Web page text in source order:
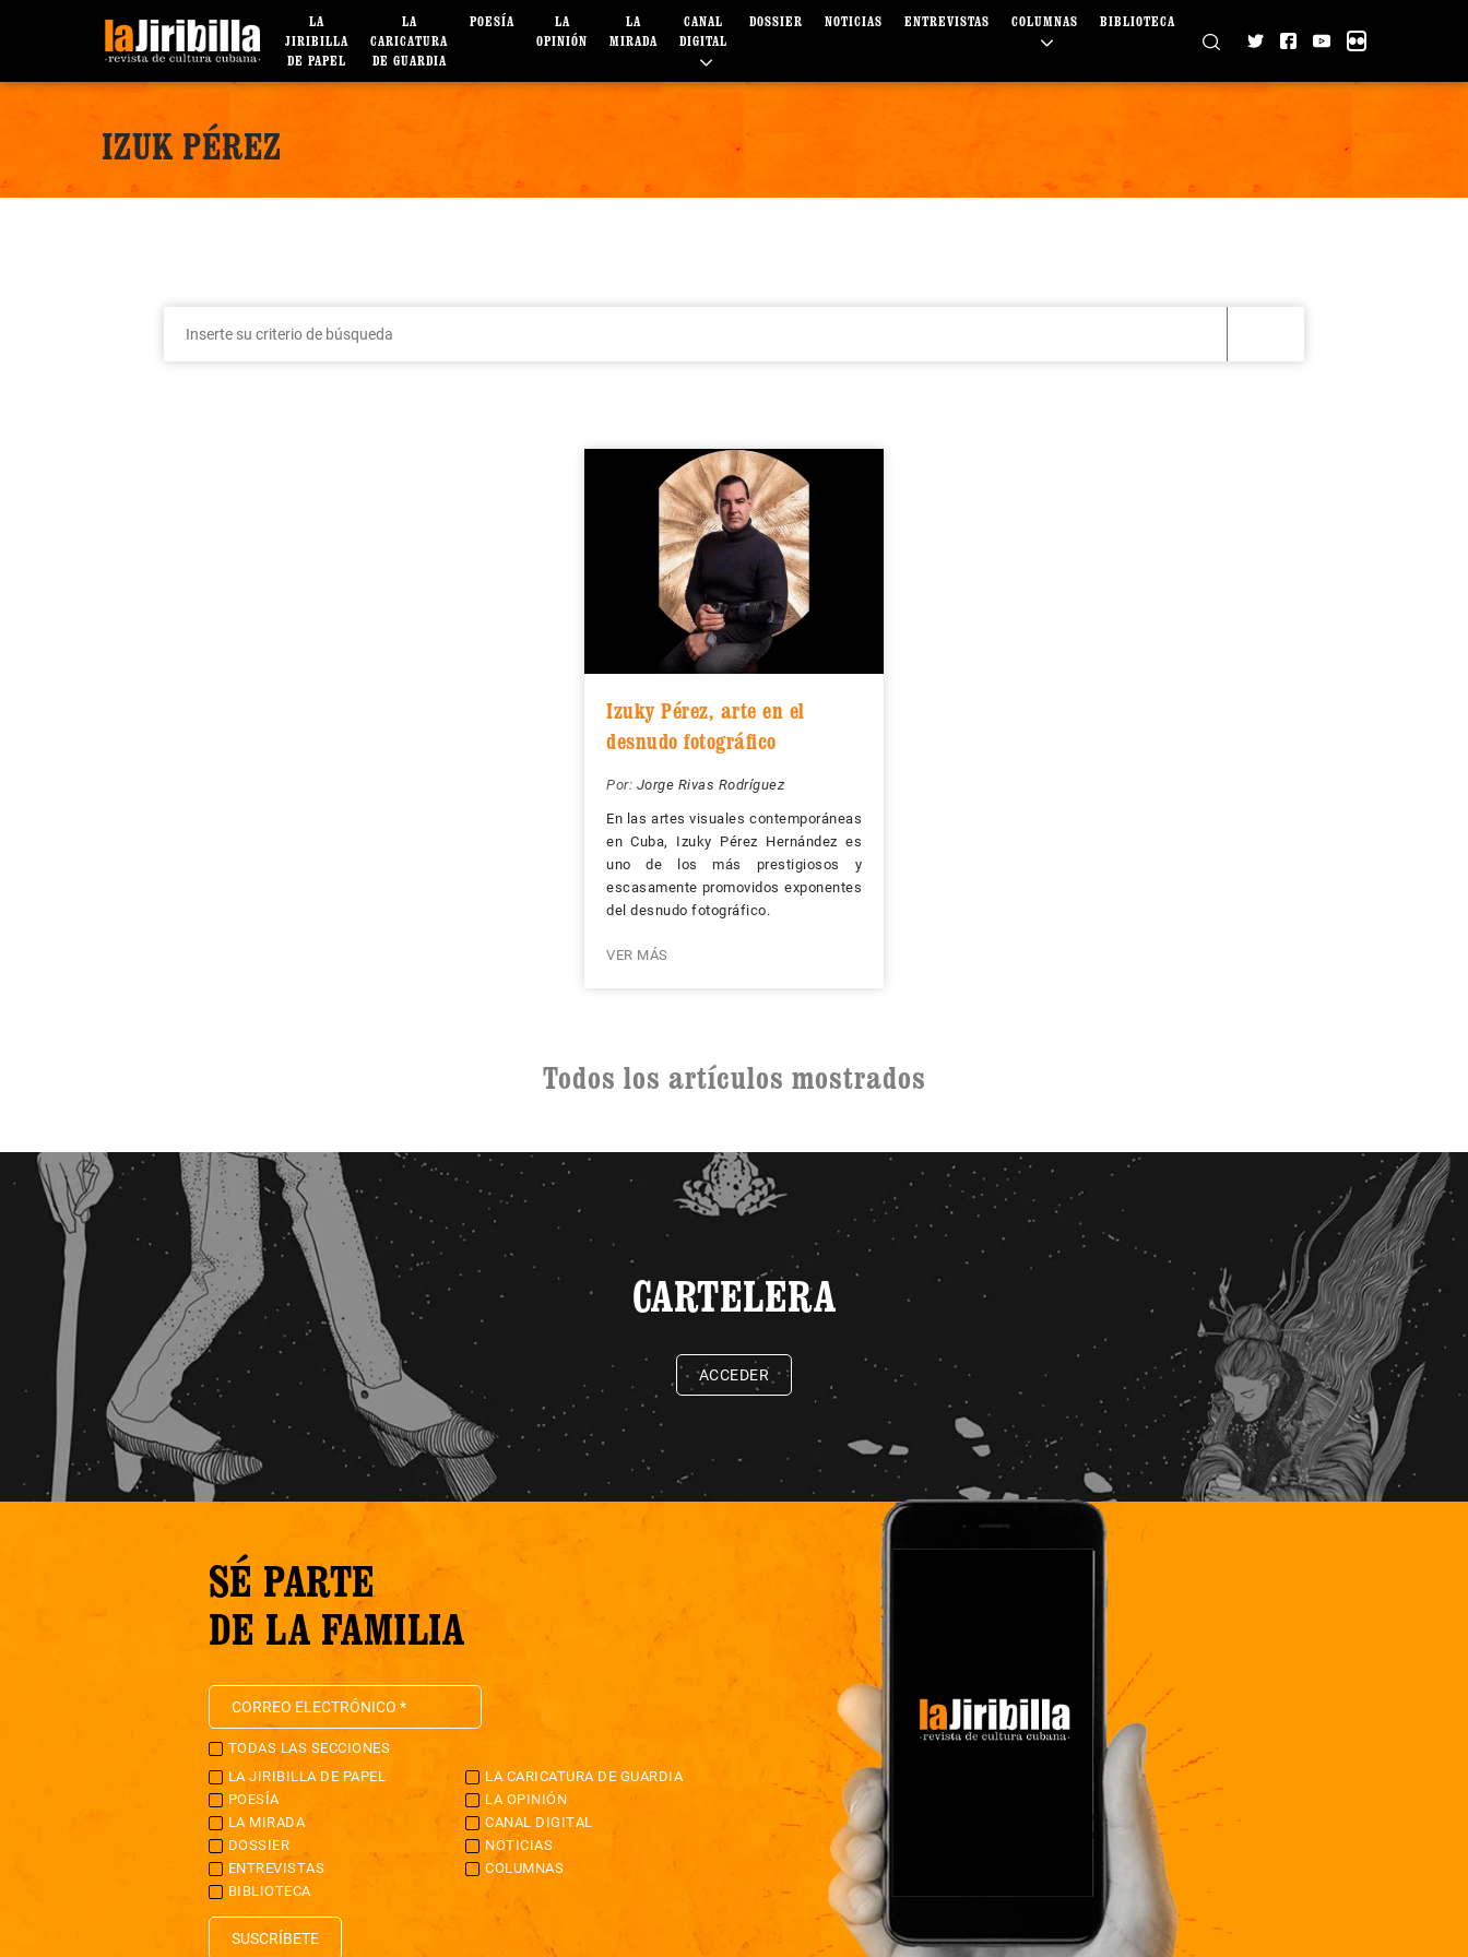
LA
JIRIBILLA
DE PAPEL
LA
CARICATURA
DE GUARDIA
POESÍA
LA
OPINIÓN
LA
MIRADA
CANAL
DIGITAL
DOSSIER NOTICIAS ENTREVISTAS COLUMNAS BIBLIOTECA
IZUK PÉREZ
Izuky Pérez, arte en el
desnudo fotográfico
Por: Jorge Rivas Rodríguez
En las artes visuales contemporáneas
en Cuba, Izuky Pérez Hernández es
uno de los más prestigiosos y
escasamente promovidos exponentes
del desnudo fotográfico.
VER MÁS
Todos los artículos mostrados
CARTELERA
ACCEDER
SÉ PARTE
DE LA FAMILIA
TODAS LAS SECCIONES
LA JIRIBILLA DE PAPEL
LA CARICATURA DE GUARDIA
POESÍA
LA OPINIÓN
LA MIRADA
CANAL DIGITAL
DOSSIER
NOTICIAS
ENTREVISTAS
COLUMNAS
BIBLIOTECA
SUSCRÍBETE